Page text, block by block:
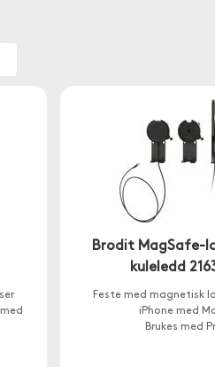
Brodit MagSafe-
kuleledd
Feste med magnetisk
iPhone med
Brukes med